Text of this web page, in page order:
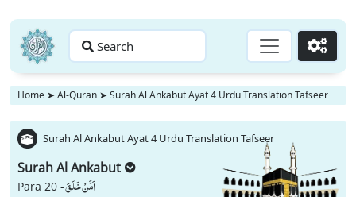
Search Go
Home ➤ Al-Quran ➤ Surah Al Ankabut Ayat 4 Urdu Translation Tafseer
Surah Al Ankabut Ayat 4 Urdu Translation Tafseer
Surah Al Ankabut
Para 20 -اَمَّنْ خَلَقَ